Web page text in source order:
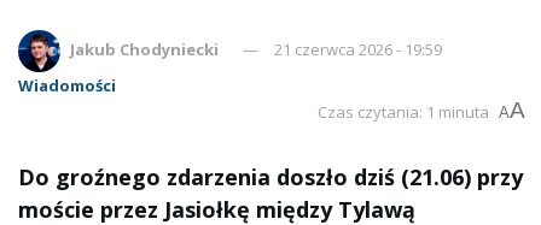
Jakub Chodyniecki
21 czerwca 2026 - 19:59
Wiadomości
Czas czytania: 1 minuta AA
Do groźnego zdarzenia doszło dziś (21.06) przy
moście przez Jasiołkę między Tylawą